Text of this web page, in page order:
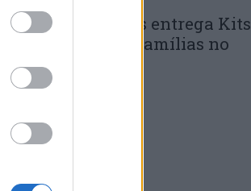
Município de Góis entrega Kits
Comunitários às famílias no
âmbito do...
30 DE JULHO, 2026